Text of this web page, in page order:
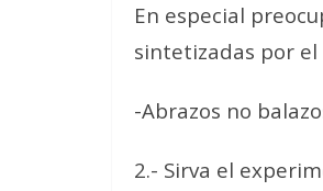
En especial
sintetizadas por el
-Abrazos no
2.- Sirva el